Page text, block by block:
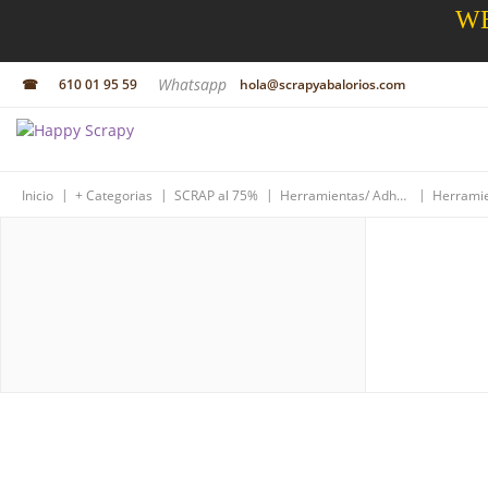
☎ 610 01 95 59 Whatsapp hola@scrapyabalorios.com
Inicio | + Categorias | SCRAP al 75% | Herramientas/ Adhesivos/Resinas |